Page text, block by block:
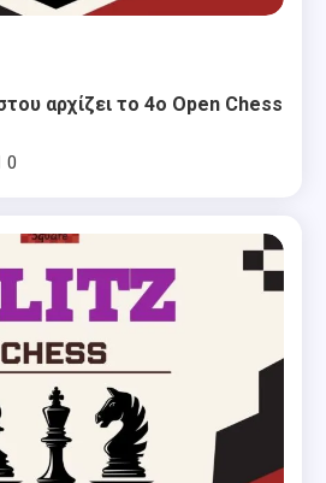
αρχίζει το 4ο Open Chess
0